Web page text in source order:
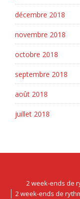
décembre 2018
novembre 2018
octobre 2018
septembre 2018
août 2018
juillet 2018
2 week-ends de
2 week-ends de